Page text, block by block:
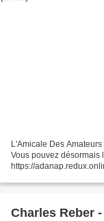
L'Amicale Des
Vous pouvez désormais
https://
Charles Reber